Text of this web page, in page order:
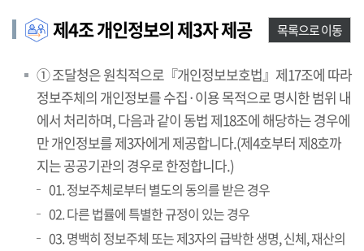
제4조 개인정보의 제3자 제공 목록으로 이동
① 조달청은 원칙적으로『개인정보보호법』제17조에 따라
정보주체의 개인정보를 수집·이용 목적으로 명시한 범위 내
에서 처리하며, 다음과 같이 동법 제18조에 해당하는 경우에
만 개인정보를 제3자에게 제공합니다.(제4호부터 제8호까
지는 공공기관의 경우로 한정합니다.)
01. 정보주체로부터 별도의 동의를 받은 경우
02. 다른 법률에 특별한 규정이 있는 경우
03. 명백히 정보주체 또는 제3자의 급박한 생명, 신체, 재산의